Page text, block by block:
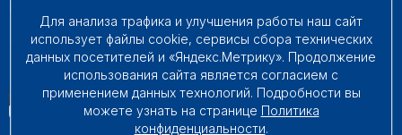
© 2009 – 2026. Все права защищены.
Для анализа трафика и улучшения работы наш сайт
использует файлы cookie, сервисы сбора технических
данных посетителей и «Яндекс.Метрику». Продолжение
использования сайта является согласием с
применением данных технологий. Подробности вы
можете узнать на странице Политика
конфиденциальности.